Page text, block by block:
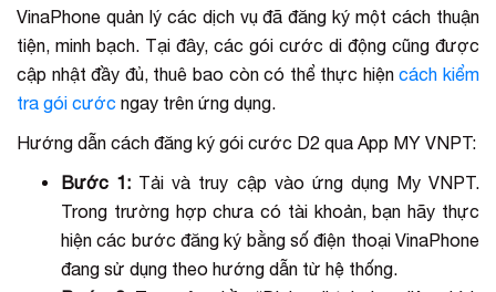
VinaPhone quản lý các dịch vụ đã đăng ký một cách thuận
tiện, minh bạch. Tại đây, các gói cước di động cũng được
cập nhật đầy đủ, thuê bao còn có thể thực hiệncách kiểm
tra gói cước ngay trên ứng dụng.
Hướng dẫn cách đăng ký gói cước D2 qua App MY VNPT:
Bước 1: Tải và truy cập vào ứng dụng My VNPT.
Trong trường hợp chưa có tài khoản, bạn hãy thực
hiện các bước đăng ký bằng số điện thoại VinaPhone
đang sử dụng theo hướng dẫn từ hệ thống.